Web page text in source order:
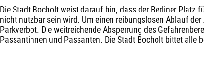
Die Stadt Bocholt weist darauf hin, dass der Berliner Platz
nicht nutzbar sein wird. Um einen reibungslosen Ablauf
Parkverbot. Die weitreichende Absperrung des
Passantinnen und Passanten. Die Stadt Bocholt bittet alle